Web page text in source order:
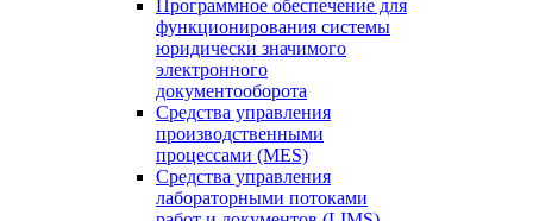
Программное обеспечение для
функционирования системы
юридически значимого
электронного
документооборота
Средства управления
производственными
процессами (MES)
Средства управления
лабораторными потоками